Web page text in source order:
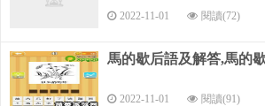
9、曹操殺呂布——悔之莫及
曹操敗走華容道,下一句是什么有一句歇
這個歇后語還挺多的，比如說：
2022-11-01 閱讀(72)
馬的歇后語及解答,馬的
2022-11-01 閱讀(91)